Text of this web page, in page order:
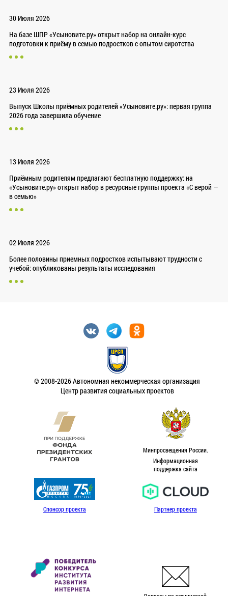
30 Июля 2026
На базе ШПР «Усыновите.ру» открыт набор на онлайн-курс
подготовки к приёму в семью подростков с опытом сиротства
23 Июля 2026
Выпуск Школы приёмных родителей «Усыновите.ру»: первая группа
2026 года завершила обучение
13 Июля 2026
Приёмным родителям предлагают бесплатную поддержку: на
«Усыновите.ру» открыт набор в ресурсные группы проекта «С верой —
в семью»
02 Июля 2026
Более половины приемных подростков испытывают трудности с
учебой: опубликованы результаты исследования
© 2008-2026 Автономная некоммерческая организация
Центр развития социальных проектов
Минпросвещения России.
Информационная
поддержка сайта
Спонсор проекта Партнер проекта